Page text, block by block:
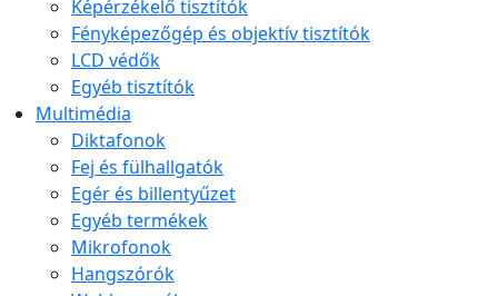
Képérzékelő tisztítók
Fényképezőgép és objektív tisztítók
LCD védők
Egyéb tisztítók
Multimédia
Diktafonok
Fej és fülhallgatók
Egér és billentyűzet
Egyéb termékek
Mikrofonok
Hangszórók